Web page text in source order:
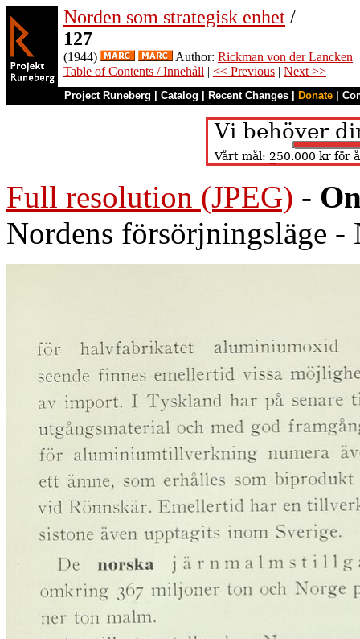
Norden som strategisk enhet /
127
(1944) Author: Rickman von der Lancken
Table of Contents / Innehåll | << Previous | Next >>
Project Runeberg Catalog Recent Changes Donate
Full resolution (JPEG) -
Nordens försörjningsläge -